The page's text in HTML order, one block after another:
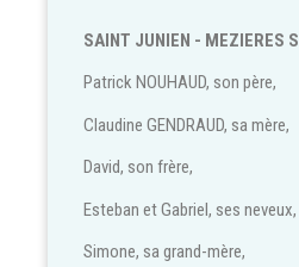
SAINT JUNIEN - MEZIERES
Patrick NOUHAUD, son père,
Claudine GENDRAUD, sa mère,
David, son frère,
Esteban et Gabriel, ses neveux,
Simone, sa grand-mère,